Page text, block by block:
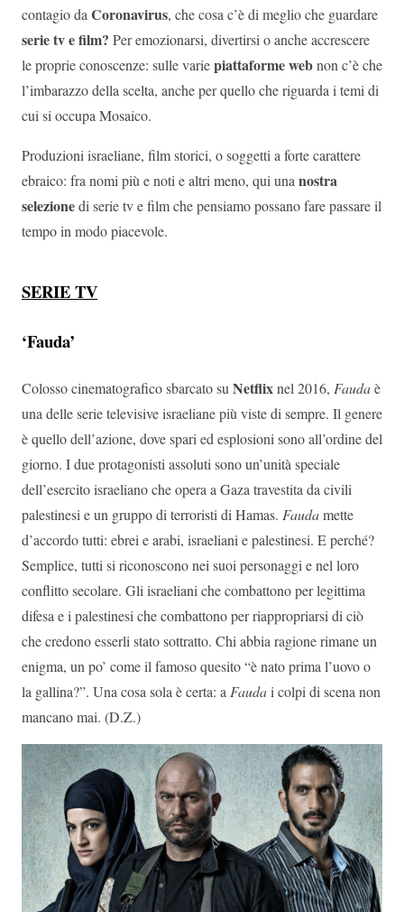
contagio daCoronavirus, che cosa c’è di meglio che guardare
serie tv e film? Per emozionarsi, divertirsi o anche accrescere
le proprie conoscenze: sulle variepiattaforme webnon c’è che
l’imbarazzo della scelta, anche per quello che riguarda i temi di
cui si occupa Mosaico.
Produzioni israeliane, film storici, o soggetti a forte carattere
ebraico: fra nomi più e noti e altri meno, qui unanostra
selezionedi serie tv e film che pensiamo possano fare passare il
tempo in modo piacevole.
SERIE TV
‘Fauda’
Colosso cinematografico sbarcato suNetflixnel 2016, Faudaè
una delle serie televisive israeliane più viste di sempre. Il genere
è quello dell’azione, dove spari ed esplosioni sono all’ordine del
giorno. I due protagonisti assoluti sono un’unità speciale
dell’esercito israeliano che opera a Gaza travestita da civili
palestinesi e un gruppo di terroristi di Hamas. Faudamette
d’accordo tutti: ebrei e arabi, israeliani e palestinesi. E perché?
Semplice, tutti si riconoscono nei suoi personaggi e nel loro
conflitto secolare. Gli israeliani che combattono per legittima
difesa e i palestinesi che combattono per riappropriarsi di ciò
che credono esserli stato sottratto. Chi abbia ragione rimane un
enigma, un po’ come il famoso quesito “è nato prima l’uovo o
la gallina?”. Una cosa sola è certa: aFaudai colpi di scena non
mancano mai. (D.Z.)